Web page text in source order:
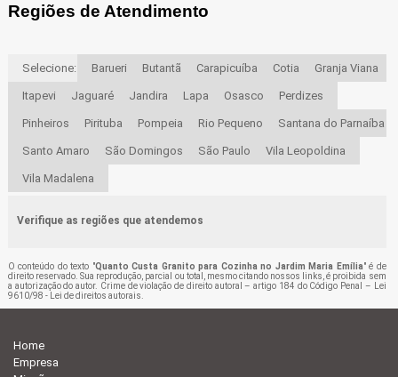
Regiões de Atendimento
Selecione: Barueri Butantã Carapicuíba Cotia Granja Viana
Itapevi Jaguaré Jandira Lapa Osasco Perdizes
Pinheiros Pirituba Pompeia Rio Pequeno Santana do Parnaíba
Santo Amaro São Domingos São Paulo Vila Leopoldina
Vila Madalena
Verifique as regiões que atendemos
O conteúdo do texto "Quanto Custa Granito para Cozinha no Jardim Maria Emília" é de
direito reservado. Sua reprodução, parcial ou total, mesmo citando nossos links, é proibida sem
a autorização do autor. Crime de violação de direito autoral – artigo 184 do Código Penal – Lei
9610/98 - Lei de direitos autorais.
Home
Empresa